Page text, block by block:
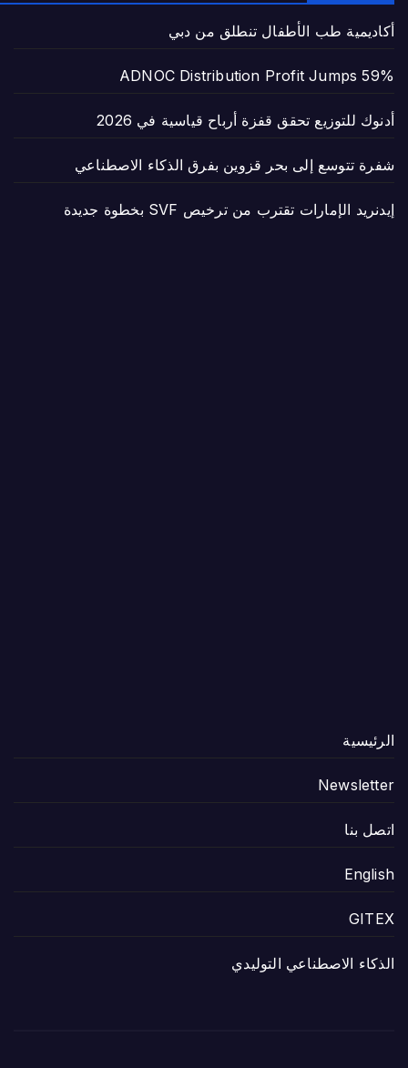
أكاديمية طب الأطفال تنطلق من دبي
ADNOC Distribution Profit Jumps 59%
أدنوك للتوزيع تحقق قفزة أرباح قياسية في 2026
شفرة تتوسع إلى بحر قزوين بفرق الذكاء الاصطناعي
إيدنريد الإمارات تقترب من ترخيص SVF بخطوة جديدة
الرئيسية
Newsletter
اتصل بنا
English
GITEX
الذكاء الاصطناعي التوليدي